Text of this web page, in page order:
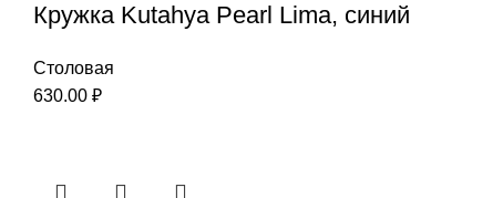
Кружка Kutahya Pearl Lima, синий
Столовая
630.00 ₽